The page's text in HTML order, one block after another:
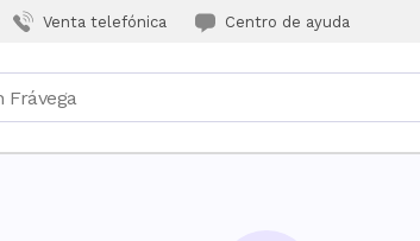
Venta telefónica Centro de ayuda